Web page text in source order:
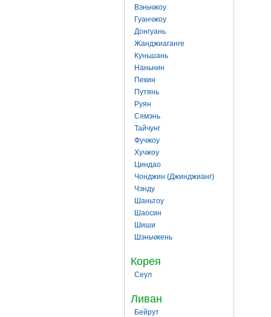
Вэньчжоу
Гуанчжоу
Донгуань
Жанджиаганге
Куньшань
Наньнин
Пекин
Путянь
Руян
Сямэнь
Тайчунг
Фучжоу
Хучжоу
Циндао
Чонджин (Джинджианг)
Чэнду
Шаньтоу
Шаосин
Шиши
Шэньчжень
Корея
Сеул
Ливан
Бейрут